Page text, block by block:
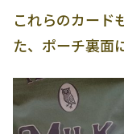
これらのカード
た、ポーチ裏面